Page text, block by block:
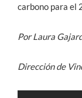
carbono para el
Por Laura
Dirección de